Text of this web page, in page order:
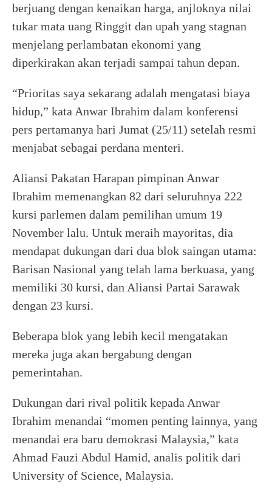
berjuang dengan kenaikan harga, anjloknya nilai
tukar mata uang Ringgit dan upah yang stagnan
menjelang perlambatan ekonomi yang
diperkirakan akan terjadi sampai tahun depan.
“Prioritas saya sekarang adalah mengatasi biaya
hidup,” kata Anwar Ibrahim dalam konferensi
pers pertamanya hari Jumat (25/11) setelah resmi
menjabat sebagai perdana menteri.
Aliansi Pakatan Harapan pimpinan Anwar
Ibrahim memenangkan 82 dari seluruhnya 222
kursi parlemen dalam pemilihan umum 19
November lalu. Untuk meraih mayoritas, dia
mendapat dukungan dari dua blok saingan utama:
Barisan Nasional yang telah lama berkuasa, yang
memiliki 30 kursi, dan Aliansi Partai Sarawak
dengan 23 kursi.
Beberapa blok yang lebih kecil mengatakan
mereka juga akan bergabung dengan
pemerintahan.
Dukungan dari rival politik kepada Anwar
Ibrahim menandai “momen penting lainnya, yang
menandai era baru demokrasi Malaysia,” kata
Ahmad Fauzi Abdul Hamid, analis politik dari
University of Science, Malaysia.